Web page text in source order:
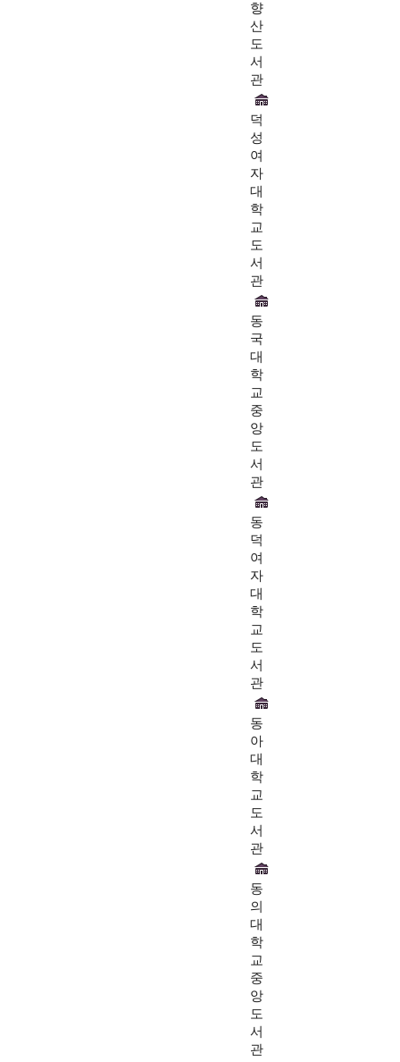
향
산
도
서
관
덕
성
여
자
대
학
교
도
서
관
동
국
대
학
교
중
앙
도
서
관
동
덕
여
자
대
학
교
도
서
관
동
아
대
학
교
도
서
관
동
의
대
학
교
중
앙
도
서
관